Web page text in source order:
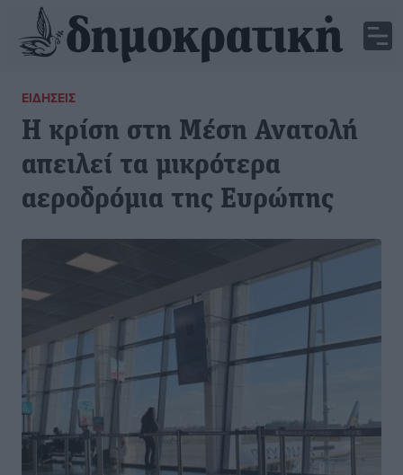
ΕΙΔΉΣΕΙΣ
Η κρίση στη Μέση Ανατολή
απειλεί τα μικρότερα
αεροδρόμια της Ευρώπης